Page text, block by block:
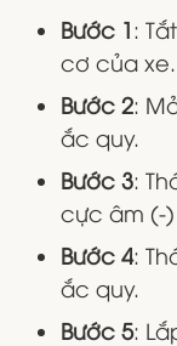
Bước 1:
cơ của xe.
Bước 2:
ắc quy.
Bước 3:
cực âm (-
Bước 4:
ắc quy.
Bước 5: